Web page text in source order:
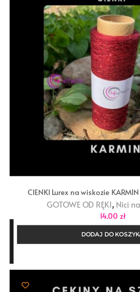
CIENKI Lurex na wiskozie
GOTOWE OD RĘKI, Nici
14,00 zł
DODAJ DO